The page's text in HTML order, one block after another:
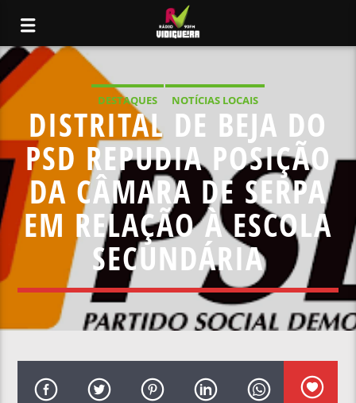
DESTAQUES NOTÍCIAS LOCAIS
DISTRITAL DE BEJA DO
PSD REPUDIA POSIÇÃO
DA CÂMARA DE SERPA
EM RELAÇÃO À ESCOLA
SECUNDÁRIA